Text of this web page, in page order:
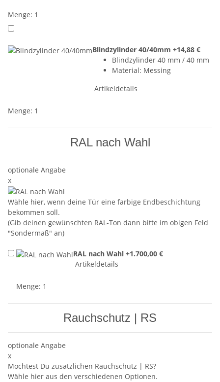
Menge: 1
Blindzylinder 40/40mm +14,88 €
Blindzylinder 40 mm / 40 mm
Material: Messing
Artikeldetails
Menge: 1
RAL nach Wahl
optionale Angabe
x
Wähle hier, wenn deine Tür eine farbige Endbeschichtung
bekommen soll.
(Gib deinen gewünschten RAL-Ton dann bitte im obigen Feld
"Sondermaß" an)
RAL nach Wahl +1.700,00 €
Artikeldetails
Menge: 1
Rauchschutz | RS
optionale Angabe
x
Möchtest Du zusätzlichen Rauchschutz | RS?
Wähle hier aus den verschiedenen Optionen.